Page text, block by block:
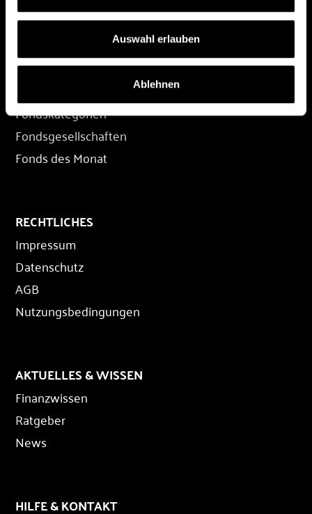
Auswahl erlauben
Ablehnen
FONDS
Fondskategorien
Fondsgesellschaften
Fonds des Monat
RECHTLICHES
Impressum
Datenschutz
AGB
Nutzungsbedingungen
AKTUELLES & WISSEN
Finanzwissen
Ratgeber
News
HILFE & KONTAKT